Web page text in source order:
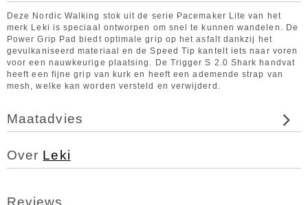
Deze Nordic Walking stok uit de serie Pacemaker Lite van het
merk Leki is speciaal ontworpen om snel te kunnen wandelen. De
Power Grip Pad biedt optimale grip op het asfalt dankzij het
gevulkaniseerd materiaal en de Speed Tip kantelt iets naar voren
voor een nauwkeurige plaatsing. De Trigger S 2.0 Shark handvat
heeft een fijne grip van kurk en heeft een ademende strap van
mesh, welke kan worden versteld en verwijderd.
Maatadvies
Over Leki
Reviews